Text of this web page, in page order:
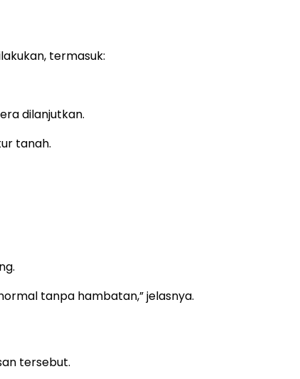
termasuk:
dilanjutkan.
tanah.
tanpa hambatan,” jelasnya.
tersebut.